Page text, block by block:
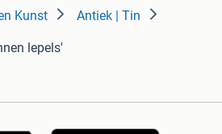
Kunst Antiek | Tin
lepels'